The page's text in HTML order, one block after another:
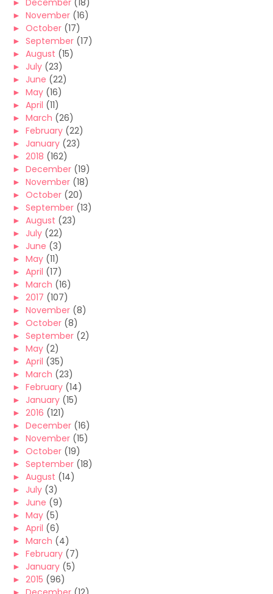
► December (18)
► November (16)
► October (17)
► September (17)
► August (15)
► July (23)
► June (22)
► May (16)
► April (11)
► March (26)
► February (22)
► January (23)
► 2018 (162)
► December (19)
► November (18)
► October (20)
► September (13)
► August (23)
► July (22)
► June (3)
► May (11)
► April (17)
► March (16)
► 2017 (107)
► November (8)
► October (8)
► September (2)
► May (2)
► April (35)
► March (23)
► February (14)
► January (15)
► 2016 (121)
► December (16)
► November (15)
► October (19)
► September (18)
► August (14)
► July (3)
► June (9)
► May (5)
► April (6)
► March (4)
► February (7)
► January (5)
► 2015 (96)